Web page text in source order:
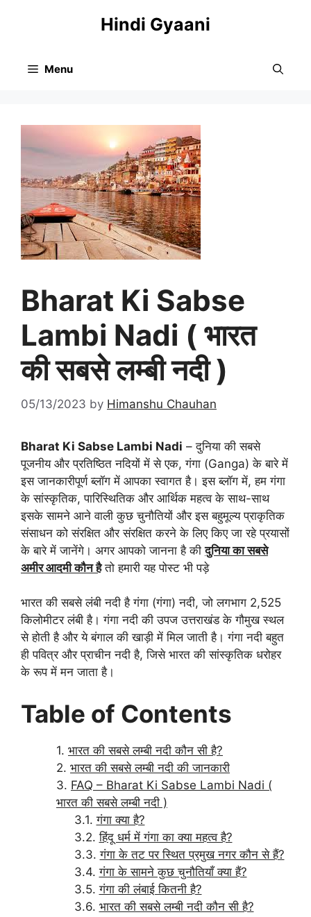
Hindi Gyaani
Menu
Bharat Ki Sabse
Lambi Nadi ( भारत
की सबसे लम्बी नदी )
05/13/2023 by Himanshu Chauhan
Bharat Ki Sabse Lambi Nadi – दुनिया की सबसे
पूजनीय और प्रतिष्ठित नदियों में से एक, गंगा (Ganga) के बारे में
इस जानकारीपूर्ण ब्लॉग में आपका स्वागत है। इस ब्लॉग में, हम गंगा
के सांस्कृतिक, पारिस्थितिक और आर्थिक महत्व के साथ-साथ
इसके सामने आने वाली कुछ चुनौतियों और इस बहुमूल्य प्राकृतिक
संसाधन को संरक्षित और संरक्षित करने के लिए किए जा रहे प्रयासों
के बारे में जानेंगे। अगर आपको जानना है कीदुनिया का सबसे
अमीर आदमी कौन हैतो हमारी यह पोस्ट भी पड़े
भारत की सबसे लंबी नदी है गंगा (गंगा) नदी, जो लगभाग 2,525
किलोमीटर लंबी है। गंगा नदी की उपज उत्तराखंड के गौमुख स्थल
से होती है और ये बंगाल की खाड़ी में मिल जाती है। गंगा नदी बहुत
ही पवित्र और प्राचीन नदी है, जिसे भारत की सांस्कृतिक धरोहर
के रूप में मन जाता है।
Table of Contents
भारत की सबसे लम्बी नदी कौन सी है?
भारत की सबसे लम्बी नदी की जानकारी
FAQ – Bharat Ki Sabse Lambi Nadi (
भारत की सबसे लम्बी नदी )
गंगा क्या है?
हिंदू धर्म में गंगा का क्या महत्व है?
गंगा के तट पर स्थित प्रमुख नगर कौन से हैं?
गंगा के सामने कुछ चुनौतियाँ क्या हैं?
गंगा की लंबाई कितनी है?
भारत की सबसे लम्बी नदी कौन सी है?